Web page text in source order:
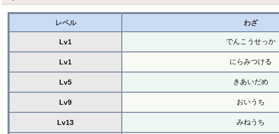
レベル わざ
Lv1 でんこうせっか
Lv1 にらみつける
Lv5 きあいだめ
Lv9 おいうち
Lv13 みねうち